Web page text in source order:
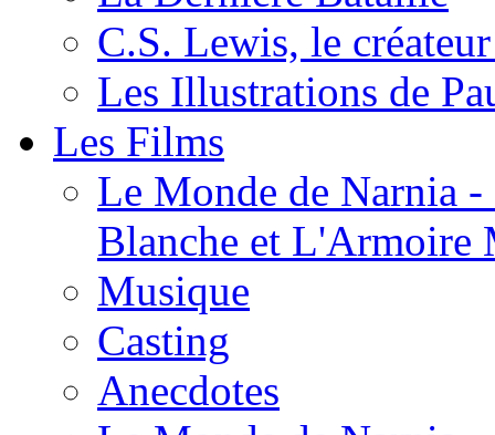
C.S. Lewis, le
Les Illustrations de
Les Films
Le Monde de Narnia
Blanche et L'Armoire
Musique
Casting
Anecdotes